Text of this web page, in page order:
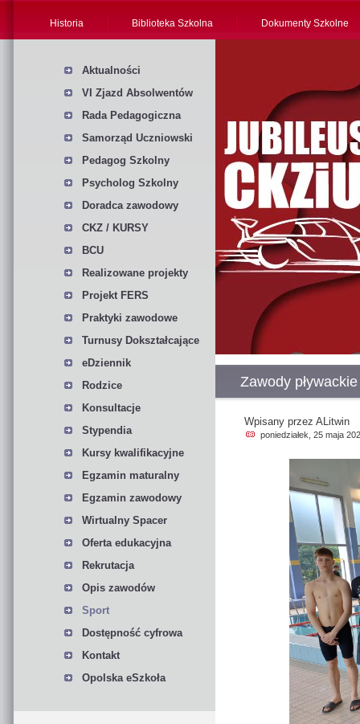
Historia Biblioteka Szkolna Dokumenty Szkolne
Aktualności
VI Zjazd Absolwentów
Rada Pedagogiczna
Samorząd Uczniowski
Pedagog Szkolny
Psycholog Szkolny
Doradca zawodowy
CKZ / KURSY
BCU
Realizowane projekty
Projekt FERS
Praktyki zawodowe
Turnusy Dokształcające
eDziennik
Rodzice
Konsultacje
Stypendia
Kursy kwalifikacyjne
Egzamin maturalny
Egzamin zawodowy
Wirtualny Spacer
Oferta edukacyjna
Rekrutacja
Opis zawodów
Sport
Dostępność cyfrowa
Kontakt
Opolska eSzkoła
Zawody
Wpisany przez ALitwin
poniedziałek, 25 maja